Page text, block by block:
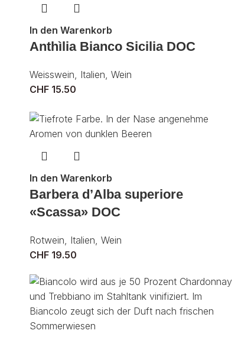
In den Warenkorb
Anthìlia Bianco Sicilia DOC
Weisswein Italien Wein
CHF15.50
In den Warenkorb
Barbera d’Alba superiore
«Scassa» DOC
Rotwein Italien Wein
CHF19.50